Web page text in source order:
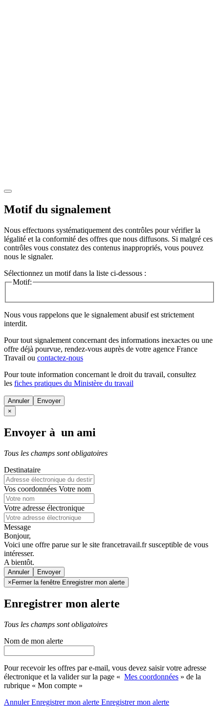
Motif du signalement
Nous effectuons systématiquement des contrôles pour vérifier la
légalité et la conformité des offres que nous diffusons. Si malgré ces
contrôles vous constatez des contenus inappropriés, vous pouvez
nous le signaler.
Sélectionnez un motif dans la liste ci-dessous :
Motif:
Nous vous rappelons que le signalement abusif est strictement
interdit.
Pour tout signalement concernant des informations inexactes ou une
offre déjà pourvue, rendez-vous auprès de votre agence France
Travail ou contactez-nous
Pour toute information concernant le droit du travail, consultez
les fiches pratiques du Ministère du travail
Annuler
×
Envoyer à un ami
Tous les champs sont obligatoires
Destinataire
Vos coordonnées Votre nom
Votre adresse électronique
Message
Bonjour,
Voici une offre parue sur le site francetravail.fr susceptible de vous
intéresser.
A bientôt.
Annuler
× Fermer la fenêtre Enregistrer mon alerte
Enregistrer mon alerte
Tous les champs sont obligatoires
Nom de mon alerte
Pour recevoir les offres par e-mail, vous devez saisir votre adresse
électronique et la valider sur la page « Mes coordonnées » de la
rubrique « Mon compte »
AnnulerEnregistrer mon alerte Enregistrermon alerte